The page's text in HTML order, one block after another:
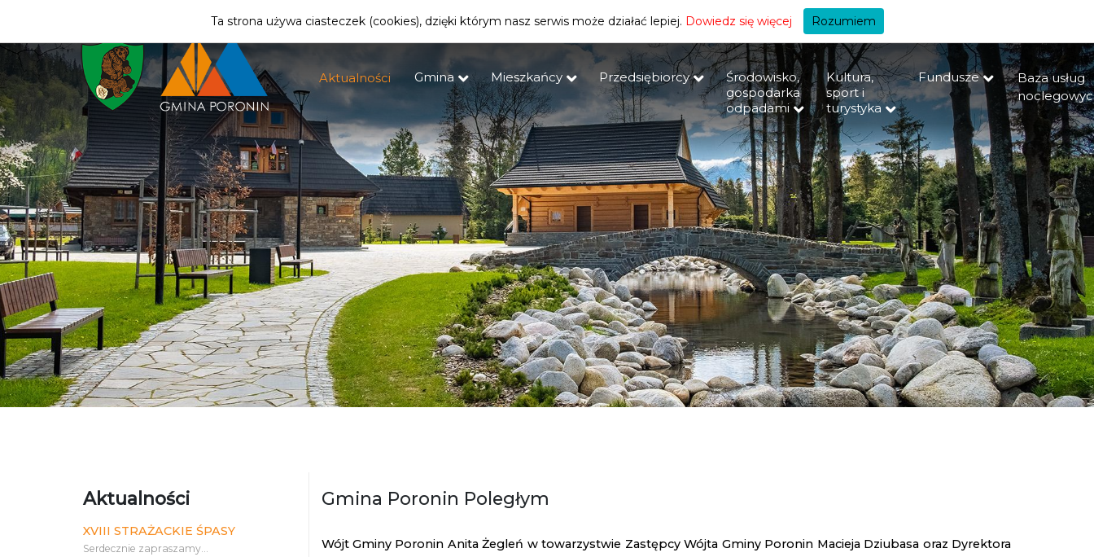
| MIESZKANIEC +A
Aktualności Gmina Mieszkańcy Przedsiębiorcy
Środowisko,
gospodarka
odpadami
Kultura,
sport i
turystyka
Fundusze
Baza usług
Aktualności
XVIII STRAŻACKIE ŚPASY
Serdecznie zapraszamy...
Gmina Poronin Poległym
Wójt Gminy Poronin Anita Żegleń w towarzystwie Zastępcy Wójta Gminy Poronin Macieja Dziubasa oraz Dyrektora
Ta strona używa ciasteczek (cookies), dzięki którym nasz serwis może działać lepiej. Dowiedz się więcej Rozumiem